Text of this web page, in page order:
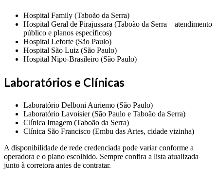
Hospital Family (Taboão da Serra)
Hospital Geral de Pirajussara (Taboão da Serra – atendimento
público e planos específicos)
Hospital Leforte (São Paulo)
Hospital São Luiz (São Paulo)
Hospital Nipo-Brasileiro (São Paulo)
Laboratórios e Clínicas
Laboratório Delboni Auriemo (São Paulo)
Laboratório Lavoisier (São Paulo e Taboão da Serra)
Clínica Imagem (Taboão da Serra)
Clínica São Francisco (Embu das Artes, cidade vizinha)
A disponibilidade de rede credenciada pode variar conforme a
operadora e o plano escolhido. Sempre confira a lista atualizada
junto à corretora antes de contratar.